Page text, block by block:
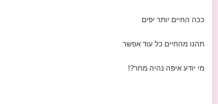
ככה החיים יותר יפים
תהנו מהחיים כל עוד אפשר
מי יודע איפה נהיה מחר?!